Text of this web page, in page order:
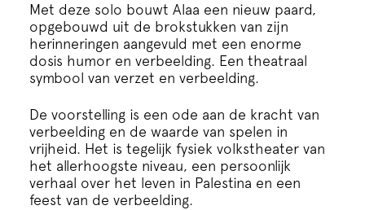
Met deze solo bouwt Alaa een nieuw paard,
opgebouwd uit de brokstukken van zijn
herinneringen aangevuld met een enorme
dosis humor en verbeelding. Een theatraal
symbool van verzet en verbeelding.
​De voorstelling is een ode aan de kracht van
verbeelding en de waarde van spelen in
vrijheid. Het is tegelijk fysiek volkstheater van
het allerhoogste niveau, een persoonlijk
verhaal over het leven in Palestina en een
feest van de verbeelding.